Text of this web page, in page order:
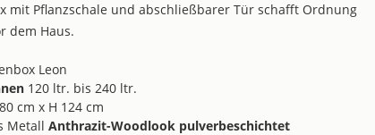
mit Pflanzschale und abschließbarer Tür schafft Ordnung
dem Haus.
Leon
120 ltr. bis 240 ltr.
cm x H 124 cm
Metall Anthrazit-Woodlook pulverbeschichtet